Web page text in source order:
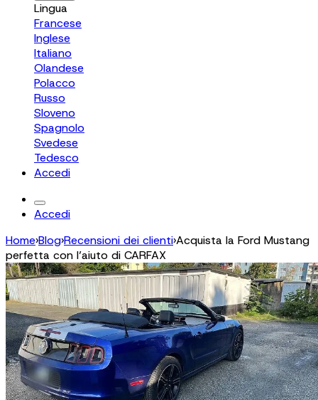
Lingua
Francese
Inglese
Italiano
Olandese
Polacco
Russo
Sloveno
Spagnolo
Svedese
Tedesco
Accedi
Accedi
Home›Blog›Recensioni dei clienti›Acquista la Ford Mustang
perfetta con l’aiuto di CARFAX